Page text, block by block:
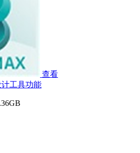
查看
计工具功能